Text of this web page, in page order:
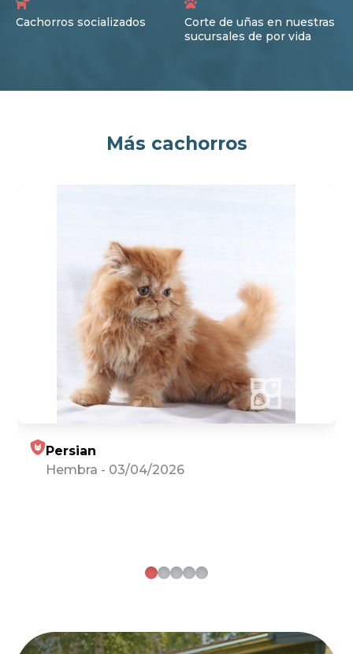
Cachorros socializados
Corte de uñas en nuestras
sucursales de por vida
Más cachorros
Persian
Hembra - 03/04/2026